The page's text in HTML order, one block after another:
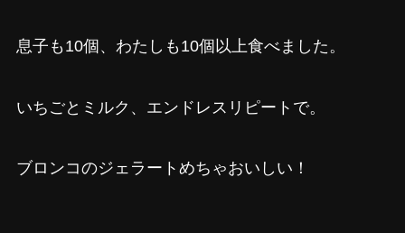
息子も10個、わたしも10個以上食べました。
いちごとミルク、エンドレスリピートで。
ブロンコのジェラートめちゃおいしい！